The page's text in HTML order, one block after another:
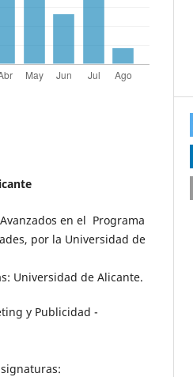
en el Programa
por la Universidad de
Universidad de Alicante.
y Publicidad -